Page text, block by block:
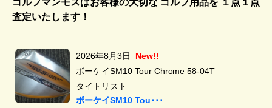
ゴルフマンモスはお客様の大切な ゴルフ用品を１点１点
査定いたします！
2026年8月3日
New!!
ボーケイSM10 Tour Chrome 58-04T
タイトリスト
ボーケイSM10 Tou･･･